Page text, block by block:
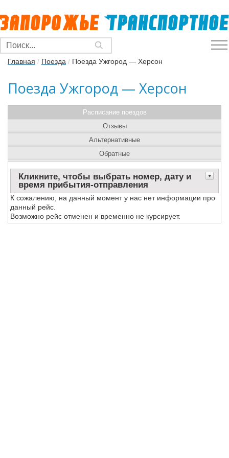
Главная / Поезда / Поезда Ужгород — Херсон
Поезда Ужгород — Херсон
Расписание поездов
Кликните, чтобы выбрать номер, дату и
время прибытия-отправления
К сожалению, на данный момент у нас нет информации про
данный рейс.
Возможно рейс отменен и временно не курсирует.
Отзывы
Альтернативные
Обратные